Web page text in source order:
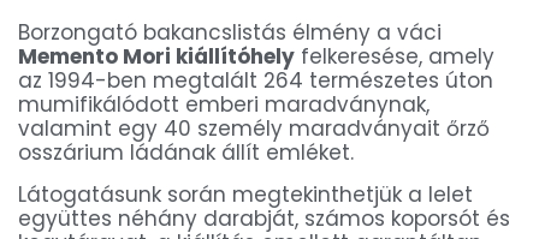
Borzongató bakancslistás élmény a váci
Memento Mori kiállítóhely felkeresése, amely
az 1994-ben megtalált 264 természetes úton
mumifikálódott emberi maradványnak,
valamint egy 40 személy maradványait őrző
osszárium ládának állít emléket.
Látogatásunk során megtekinthetjük a lelet
együttes néhány darabját, számos koporsót és